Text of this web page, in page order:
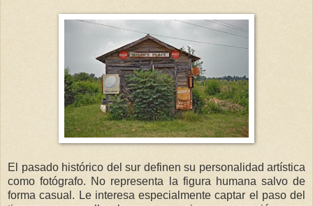
El pasado histórico del sur definen su personalidad artística
como fotógrafo. No representa la figura humana salvo de
forma casual. Le interesa especialmente captar el paso del